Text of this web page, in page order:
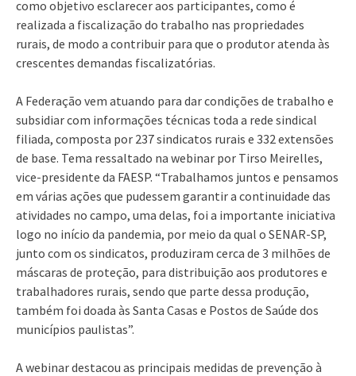
como objetivo esclarecer aos participantes, como é
realizada a fiscalização do trabalho nas propriedades
rurais, de modo a contribuir para que o produtor atenda às
crescentes demandas fiscalizatórias.
A Federação vem atuando para dar condições de trabalho e
subsidiar com informações técnicas toda a rede sindical
filiada, composta por 237 sindicatos rurais e 332 extensões
de base. Tema ressaltado na webinar por Tirso Meirelles,
vice-presidente da FAESP. “Trabalhamos juntos e pensamos
em várias ações que pudessem garantir a continuidade das
atividades no campo, uma delas, foi a importante iniciativa
logo no início da pandemia, por meio da qual o SENAR-SP,
junto com os sindicatos, produziram cerca de 3 milhões de
máscaras de proteção, para distribuição aos produtores e
trabalhadores rurais, sendo que parte dessa produção,
também foi doada às Santa Casas e Postos de Saúde dos
municípios paulistas”.
A webinar destacou as principais medidas de prevenção à